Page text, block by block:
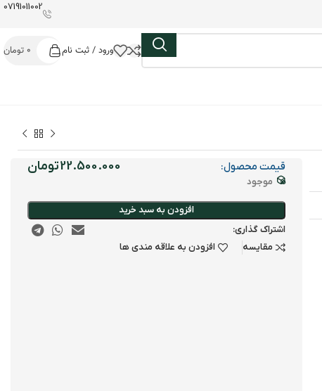
07191011002
ورود / ثبت نام 0 تومان
قیمت محصول: تومان
موجود
افزودن به سبد خرید
اشتراک گذاری:
مقایسه
افزودن به علاقه مندی ها